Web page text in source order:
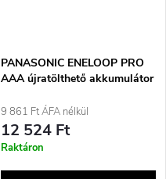
PANASONIC ENELOOP PRO
AAA újratölthető akkumulátor
4HCDE/4CP)
9 861 Ft ÁFA nélkül
12 524 Ft
Raktáron